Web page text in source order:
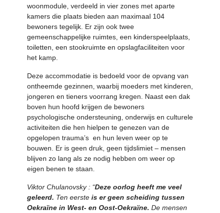
woonmodule, verdeeld in vier zones met aparte
kamers die plaats bieden aan maximaal 104
bewoners tegelijk. Er zijn ook twee
gemeenschappelijke ruimtes, een kinderspeelplaats,
toiletten, een stookruimte en opslagfaciliteiten voor
het kamp.
Deze accommodatie is bedoeld voor de opvang van
ontheemde gezinnen, waarbij moeders met kinderen,
jongeren en tieners voorrang kregen. Naast een dak
boven hun hoofd krijgen de bewoners
psychologische ondersteuning, onderwijs en culturele
activiteiten die hen hielpen te genezen van de
opgelopen trauma’s en hun leven weer op te
bouwen. Er is geen druk, geen tijdslimiet – mensen
blijven zo lang als ze nodig hebben om weer op
eigen benen te staan.
Viktor Chulanovsky : “Deze oorlog heeft me veel
geleerd. Ten eerste is er geen scheiding tussen
Oekraïne in West- en Oost-Oekraïne. De mensen